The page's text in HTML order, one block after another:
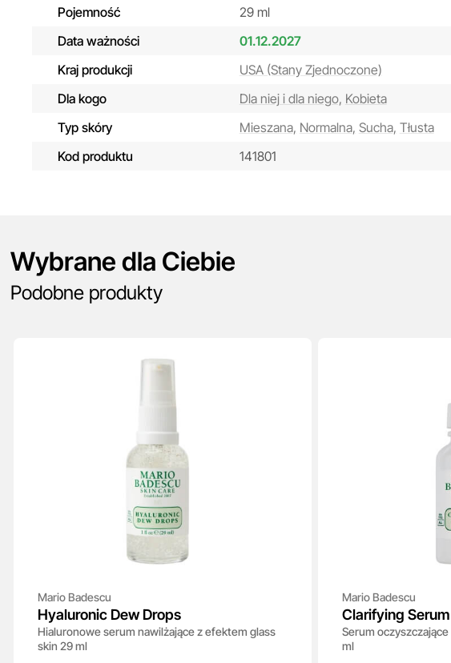
Pojemność
29 ml
Data ważności
01.12.2027
Kraj produkcji
USA (Stany Zjednoczone)
Dla kogo
Dla niej i dla niego, Kobieta
Typ skóry
Mieszana, Normalna, Sucha, Tłusta
Kod produktu
141801
Wybrane dla Ciebie
Podobne produkty
Mario Badescu
Hyaluronic Dew Drops
Hialuronowe serum nawilżające z efektem glass
skin 29 ml
Mario Badescu
Clarifying
Serum
ml